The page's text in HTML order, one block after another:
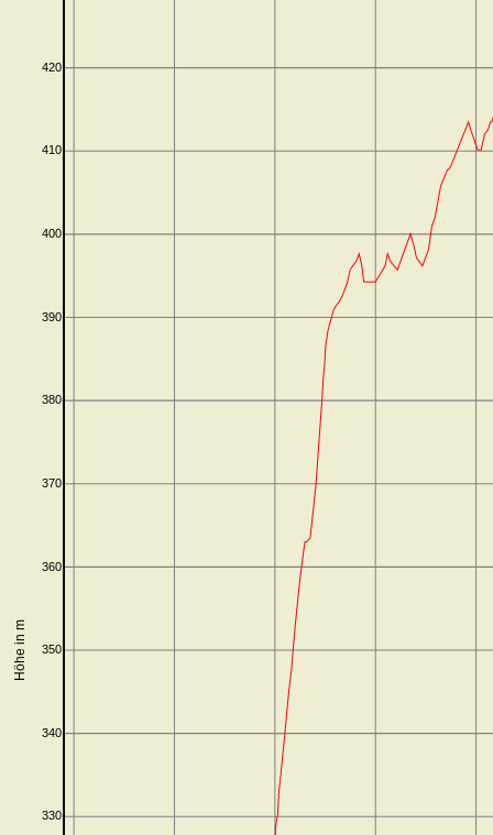
Höhe in m
330
340
350
360
370
380
390
400
410
420